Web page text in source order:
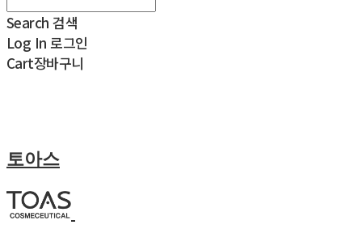
Search 검색
Log In 로그인
Cart장바구니
토아스